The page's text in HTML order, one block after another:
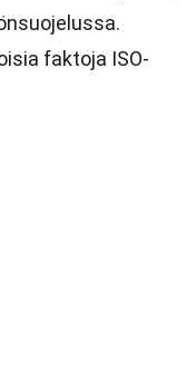
faktoja ISO-